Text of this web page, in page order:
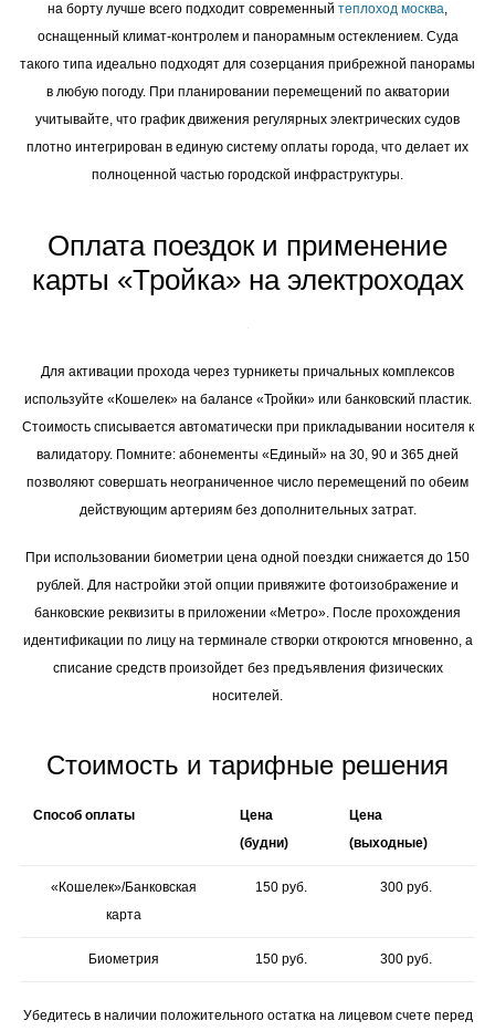
на борту лучше всего подходит современный теплоход москва,
оснащенный климат-контролем и панорамным остеклением. Суда
такого типа идеально подходят для созерцания прибрежной панорамы
в любую погоду. При планировании перемещений по акватории
учитывайте, что график движения регулярных электрических судов
плотно интегрирован в единую систему оплаты города, что делает их
полноценной частью городской инфраструктуры.
Оплата поездок и применение
карты «Тройка» на электроходах
Для активации прохода через турникеты причальных комплексов
используйте «Кошелек» на балансе «Тройки» или банковский пластик.
Стоимость списывается автоматически при прикладывании носителя к
валидатору. Помните: абонементы «Единый» на 30, 90 и 365 дней
позволяют совершать неограниченное число перемещений по обеим
действующим артериям без дополнительных затрат.
При использовании биометрии цена одной поездки снижается до 150
рублей. Для настройки этой опции привяжите фотоизображение и
банковские реквизиты в приложении «Метро». После прохождения
идентификации по лицу на терминале створки откроются мгновенно, а
списание средств произойдет без предъявления физических
носителей.
Стоимость и тарифные решения
Способ оплаты
Цена
(будни)
Цена
(выходные)
«Кошелек»/Банковская
карта
150 руб. 300 руб.
Биометрия 150 руб. 300 руб.
Убедитесь в наличии положительного остатка на лицевом счете перед